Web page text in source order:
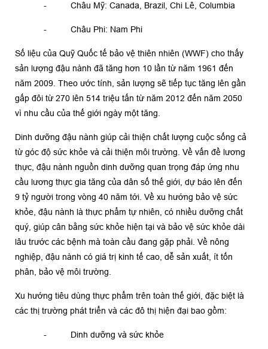
- Châu Mỹ: Canada, Brazil, Chi Lê, Columbia
- Châu Phi: Nam Phi
Số liệu của Quỹ Quốc tế bảo vệ thiên nhiên (WWF) cho thấy
sản lượng đậu nành đã tăng hơn 10 lần từ năm 1961 đến
năm 2009. Theo ước tính, sản lượng sẽ tiếp tục tăng lên gần
gấp đôi từ 270 lên 514 triệu tấn từ năm 2012 đến năm 2050
vì nhu cầu của thế giới ngày một tăng.
Dinh dưỡng đậu nành giúp cải thiện chất lượng cuộc sống cả
từ góc độ sức khỏe và cải thiện môi trường. Về vấn đề lương
thực, đậu nành nguồn dinh dưỡng quan trọng đáp ứng nhu
cầu lương thực gia tăng của dân số thế giới, dự báo lên đến
9 tỷ người trong vòng 40 năm tới. Về xu hướng bảo vệ sức
khỏe, đậu nành là thực phẩm tự nhiên, có nhiều dưỡng chất
quý, giúp cân bằng sức khỏe hiện tại và bảo vệ sức khỏe dài
lâu trước các bệnh mà toàn cầu đang gặp phải. Về nông
nghiệp, đậu nành có giá trị kinh tế cao, dễ sản xuất, ít tốn
phân, bảo vệ môi trường.
Xu hướng tiêu dùng thực phẩm trên toàn thế giới, đặc biệt là
các thị trường phát triển và các đô thị hiện đại bao gồm:
- Dinh dưỡng và sức khỏe